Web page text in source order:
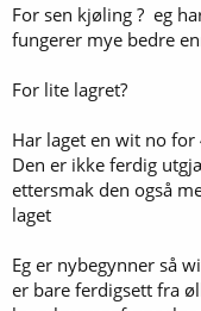
For sen kjøling ? eg
fungerer mye bedre
For lite lagret?
Har laget en wit no for
Den er ikke ferdig
ettersmak den også
laget
Eg er nybegynner så
er bare ferdigsett fra